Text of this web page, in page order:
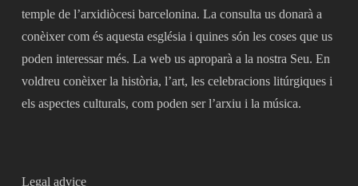
temple de l’arxidiòcesi barcelonina. La consulta us donarà a
conèixer com és aquesta església i quines són les coses que us
poden interessar més. La web us aproparà a la nostra Seu. En
voldreu conèixer la història, l’art, les celebracions litúrgiques i
els aspectes culturals, com poden ser l’arxiu i la música.
Legal advice